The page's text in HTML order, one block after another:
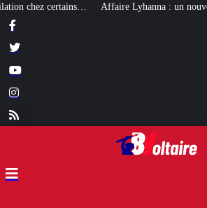
: un nouveau rapport qui tombe comme un